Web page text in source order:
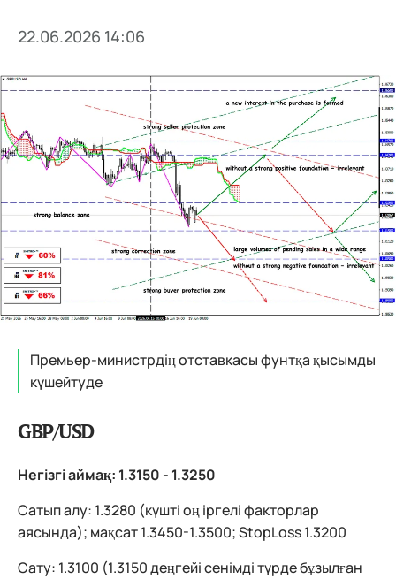
22.06.2026 14:06
Премьер-министрдің отставкасы фунтқа қысымды
күшейтуде
GBP/USD
Негізгі аймақ: 1.3150 - 1.3250
Сатып алу: 1.3280 (күшті оң іргелі факторлар
аясында); мақсат 1.3450-1.3500; StopLoss 1.3200
Сату: 1.3100 (1.3150 деңгейі сенімді түрде бұзылған